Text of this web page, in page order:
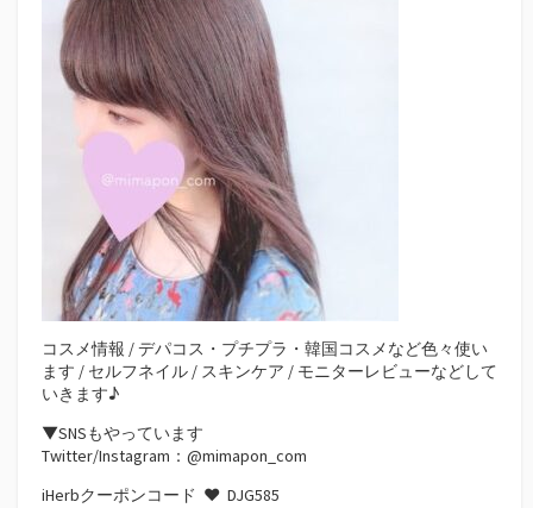
コスメ情報 / デパコス・プチプラ・韓国コスメなど色々使い
ます / セルフネイル / スキンケア / モニターレビューなどして
いきます♪
▼SNSもやっています
Twitter/Instagram：@mimapon_com
iHerbクーポンコード ♥ DJG585